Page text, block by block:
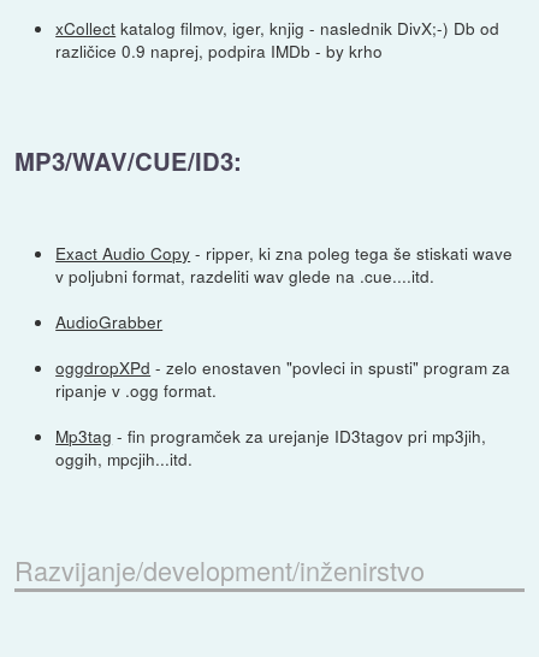
xCollect katalog filmov, iger, knjig - naslednik DivX;-) Db od
različice 0.9 naprej, podpira IMDb - by krho
MP3/WAV/CUE/ID3:
Exact Audio Copy - ripper, ki zna poleg tega še stiskati wave
v poljubni format, razdeliti wav glede na .cue....itd.
AudioGrabber
oggdropXPd - zelo enostaven "povleci in spusti" program za
ripanje v .ogg format.
Mp3tag - fin programček za urejanje ID3tagov pri mp3jih,
oggih, mpcjih...itd.
Razvijanje/development/inženirstvo